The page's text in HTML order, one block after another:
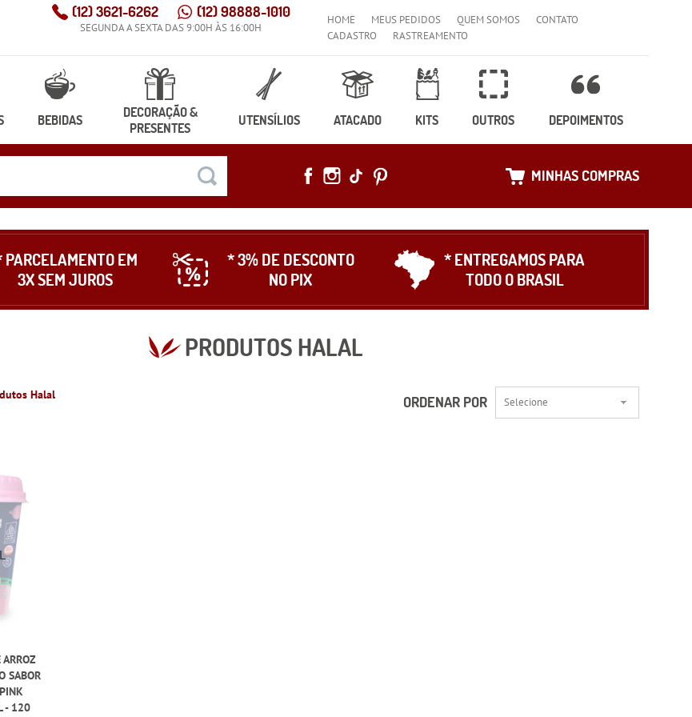
(12)3621-6262 (12)98888-1010
SEGUNDA A SEXTA DAS 9:00H ÀS 16:00H
HOME MEUS PEDIDOS QUEM SOMOS
CONTATO
CADASTRO
RASTREAMENTO
BEBIDAS
DECORAÇÃO &
PRESENTES
UTENSÍLIOS ATACADO KITS OUTROS DEPOIMENTOS
MINHAS COMPRAS
PARCELAMENTO EM
3X SEM JUROS
* 3% DE DESCONTO
NO PIX
* ENTREGAMOS PARA
TODO O BRASIL
PRODUTOS HALAL
Halal ORDENAR POR Selecione
SABOR
- 120